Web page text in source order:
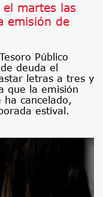
el martes las
emisión de
Público
deuda el
letras a tres y
que la emisión
cancelado,
estival.